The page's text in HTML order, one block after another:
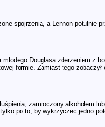
18
17
spojrzenia, a Lennon potulnie
Douglasa zderzeniem z
formie. Zamiast tego zobaczył
zamroczony alkoholem
po to, by wykrzyczeć jedno